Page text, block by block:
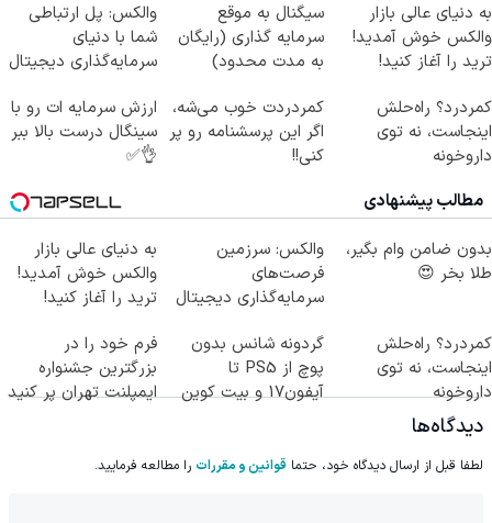
به دنیای عالی بازار
والکس خوش آمدید!
ترید را آغاز کنید!
سیگنال به موقع
سرمایه گذاری (رایگان
به مدت محدود)
والکس: پل ارتباطی
شما با دنیای
سرمایه‌گذاری دیجیتال
کمردرد؟ راه‌حلش
اینجاست، نه توی
داروخونه
کمردردت خوب می‌شه،
اگر این پرسشنامه رو پر
کنی!!
ارزش سرمایه ات رو با
سینگال درست بالا ببر
👌✅
مطالب پیشنهادی
بدون ضامن وام بگیر،
طلا بخر 😍
والکس: سرزمین
فرصت‌های
سرمایه‌گذاری دیجیتال
به دنیای عالی بازار
والکس خوش آمدید!
ترید را آغاز کنید!
کمردرد؟ راه‌حلش
اینجاست، نه توی
داروخونه
گردونه شانس بدون
پوچ از PS5 تا
آیفون17 و بیت کوین
فرم خود را در
بزرگترین جشنواره
ایمپلنت تهران پر کنید
دیدگاه‌ها
لطفا قبل از ارسال دیدگاه خود، حتما قوانین و مقررات را مطالعه فرمایید.